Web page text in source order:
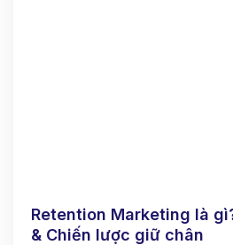
Retention Marketing là
& Chiến lược giữ chân